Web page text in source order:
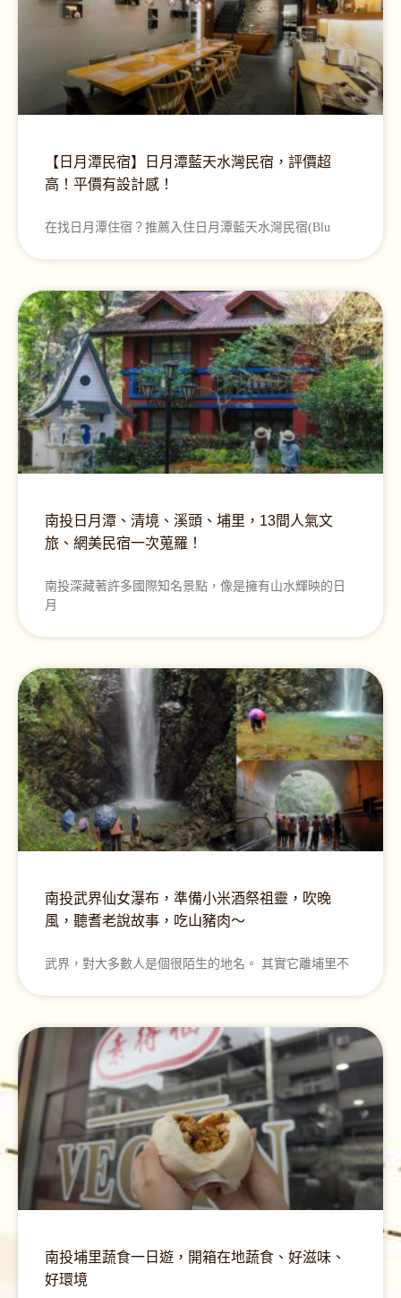
【日月潭民宿】日月潭藍天水灣民宿，評價超
高！平價有設計感！
在找日月潭住宿？推薦入住日月潭藍天水灣民宿(Blu
南投日月潭、清境、溪頭、埔里，13間人氣文
旅、網美民宿一次蒐羅！
南投深藏著許多國際知名景點，像是擁有山水輝映的日
月
南投武界仙女瀑布，準備小米酒祭祖靈，吹晚
風，聽耆老說故事，吃山豬肉～
武界，對大多數人是個很陌生的地名。 其實它離埔里不
南投埔里蔬食一日遊，開箱在地蔬食、好滋味、
好環境